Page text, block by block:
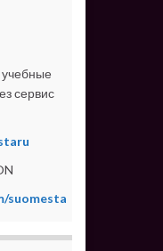
сервис
suomesta